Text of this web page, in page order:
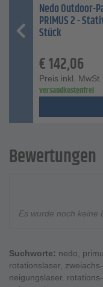
Nedo Outdoor-
PRIMUS 2 -
Stück
€142,06
Preis inkl. MwSt.
versandkostenfrei
Bewertungen
Es wurde noch keine
Suchworte: nedo,
rotationslaser,
neigungslaser.